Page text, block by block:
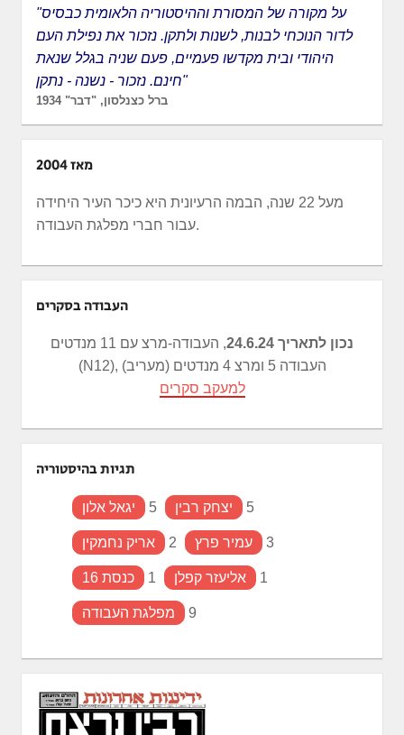
"על מקורה של המסורת וההיסטוריה הלאומית כבסיס
לדור הנוכחי לבנות, לשנות ולתקן. נזכור את נפילת העם
היהודי ובית מקדשו פעמיים, פעם שניה בגלל שנאת
חינם. נזכור - נשנה - נתקן"
ברל כצנלסון, "דבר" 1934
מאז 2004
מעל 22 שנה, הבמה הרעיונית היא כיכר העיר היחידה
עבור חברי מפלגת העבודה.
העבודה בסקרים
נכון לתאריך 24.6.24
, העבודה-מרצ עם 11 מנדטים
(N12), העבודה 5 ומרצ 4 מנדטים (מעריב)
למעקב סקרים
תגיות בהיסטוריה
יגאל אלון 5 יצחק רבין 5
אריק נחמקין 2 עמיר פרץ 3
כנסת 16 1 אליעזר קפלן 1
מפלגת העבודה 9